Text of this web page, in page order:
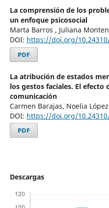
La comprensión de los
un enfoque psicosocial
Marta Barros , Juliana
DOI: https://doi.org/
PDF
La atribución de estados
los gestos faciales. El efecto
comunicación
Carmen Barajas, Noelia
DOI: https://doi.org/
PDF
Descargas